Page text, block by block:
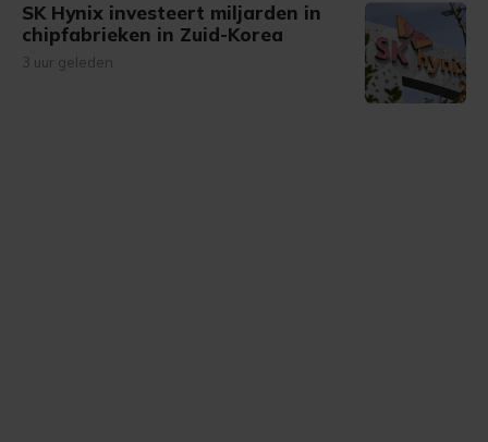
SK Hynix investeert miljarden in
chipfabrieken in Zuid-Korea
3 uur geleden